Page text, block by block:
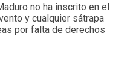
no ha inscrito en el
y cualquier sátrapa
por falta de derechos